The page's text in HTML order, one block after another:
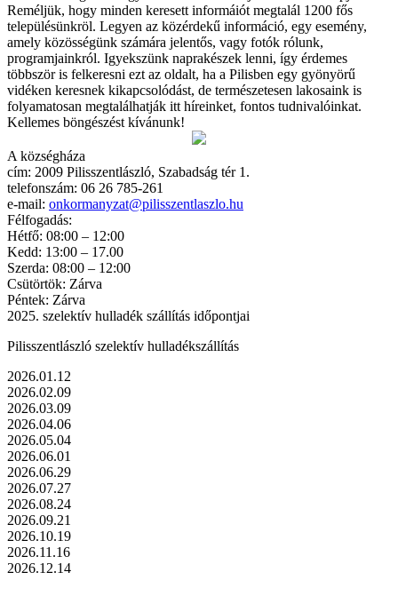
Reméljük, hogy minden keresett informáiót megtalál 1200 fős
településünkröl. Legyen az közérdekű információ, egy esemény,
amely közösségünk számára jelentős, vagy fotók rólunk,
programjainkról. Igyekszünk naprakészek lenni, így érdemes
többször is felkeresni ezt az oldalt, ha a Pilisben egy gyönyörű
vidéken keresnek kikapcsolódást, de természetesen lakosaink is
folyamatosan megtalálhatják itt híreinket, fontos tudnivalóinkat.
Kellemes böngészést kívánunk!
A községháza
cím: 2009 Pilisszentlászló, Szabadság tér 1.
telefonszám: 06 26 785-261
e-mail: onkormanyzat@pilisszentlaszlo.hu
Félfogadás:
Hétfő: 08:00 – 12:00
Kedd: 13:00 – 17.00
Szerda: 08:00 – 12:00
Csütörtök: Zárva
Péntek: Zárva
2025. szelektív hulladék szállítás időpontjai
Pilisszentlászló szelektív hulladékszállítás
2026.01.12
2026.02.09
2026.03.09
2026.04.06
2026.05.04
2026.06.01
2026.06.29
2026.07.27
2026.08.24
2026.09.21
2026.10.19
2026.11.16
2026.12.14